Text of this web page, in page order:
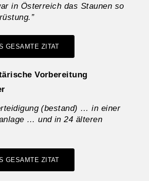
in Österreich das Staunen so
GESAMTE ZITAT
Vorbereitung
(bestand) … in einer
… und in 24 älteren
GESAMTE ZITAT